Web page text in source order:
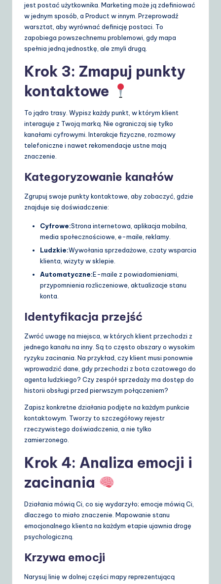
jest postać użytkownika. Marketing może ją zdefiniować
w jednym sposób, a Product w innym. Przeprowadź
warsztat, aby wyrównać definicję postaci. To
zapobiega powszechnemu problemowi, gdy mapa
spełnia jedną jednostkę, ale zmyli drugą.
Krok 3: Zmapuj punkty
kontaktowe
To jądro trasy. Wypisz każdy punkt, w którym klient
interaguje z Twoją marką. Nie ograniczaj się tylko
kanałami cyfrowymi. Interakcje fizyczne, rozmowy
telefoniczne i nawet rekomendacje ustne mają
znaczenie.
Kategoryzowanie kanałów
Zgrupuj swoje punkty kontaktowe, aby zobaczyć, gdzie
znajduje się doświadczenie:
Cyfrowe:Strona internetowa, aplikacja mobilna,
media społecznościowe, e-maile, reklamy.
Ludzkie:Wywołania sprzedażowe, czaty wsparcia
klienta, wizyty w sklepie.
Automatyczne:E-maile z powiadomieniami,
przypomnienia rozliczeniowe, aktualizacje stanu
konta.
Identyfikacja przejść
Zwróć uwagę na miejsca, w których klient przechodzi z
jednego kanału na inny. Są to często obszary o wysokim
ryzyku zacinania. Na przykład, czy klient musi ponownie
wprowadzić dane, gdy przechodzi z bota czatowego do
agenta ludzkiego? Czy zespół sprzedaży ma dostęp do
historii obsługi przed pierwszym połączeniem?
Zapisz konkretne działania podjęte na każdym punkcie
kontaktowym. Tworzy to szczegółowy rejestr
rzeczywistego doświadczenia, a nie tylko
zamierzonego.
Krok 4: Analiza emocji i
zacinania
Działania mówią Ci, co się wydarzyło; emocje mówią Ci,
dlaczego to miało znaczenie. Mapowanie stanu
emocjonalnego klienta na każdym etapie ujawnia drogę
psychologiczną.
Krzywa emocji
Narysuj linię w dolnej części mapy reprezentującą